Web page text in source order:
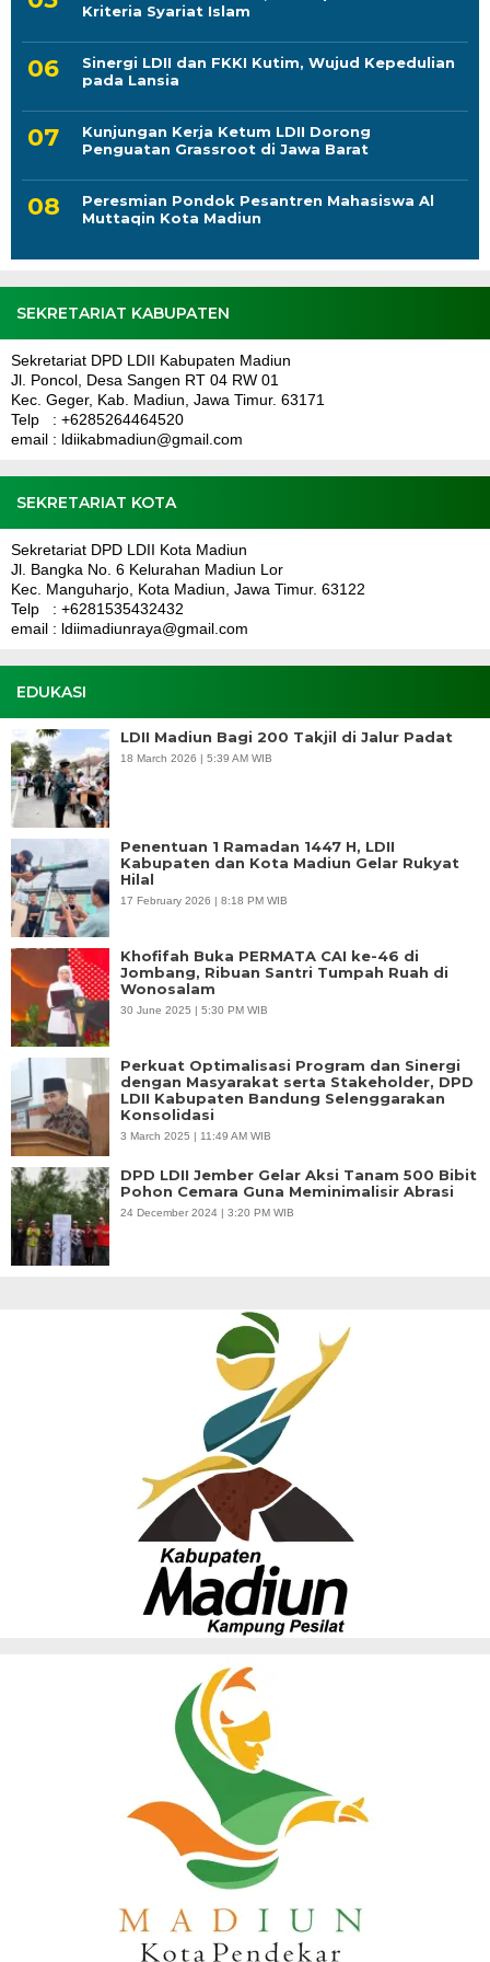
Kriteria Syariat Islam
Sinergi LDII dan FKKI Kutim, Wujud Kepedulian
pada Lansia
Kunjungan Kerja Ketum LDII Dorong
Penguatan Grassroot di Jawa Barat
Peresmian Pondok Pesantren Mahasiswa Al
Muttaqin Kota Madiun
SEKRETARIAT KABUPATEN
Sekretariat DPD LDII Kabupaten Madiun
Jl. Poncol, Desa Sangen RT 04 RW 01
Kec. Geger, Kab. Madiun, Jawa Timur. 63171
Telp : +6285264464520
email : ldiikabmadiun@gmail.com
SEKRETARIAT KOTA
Sekretariat DPD LDII Kota Madiun
Jl. Bangka No. 6 Kelurahan Madiun Lor
Kec. Manguharjo, Kota Madiun, Jawa Timur. 63122
Telp : +6281535432432
email : ldiimadiunraya@gmail.com
EDUKASI
LDII Madiun Bagi 200 Takjil di Jalur Padat
18 March 2026 | 5:39 AM WIB
Penentuan 1 Ramadan 1447 H, LDII
Kabupaten dan Kota Madiun Gelar Rukyat
Hilal
17 February 2026 | 8:18 PM WIB
Khofifah Buka PERMATA CAI ke-46 di
Jombang, Ribuan Santri Tumpah Ruah di
Wonosalam
30 June 2025 | 5:30 PM WIB
Perkuat Optimalisasi Program dan Sinergi
dengan Masyarakat serta Stakeholder, DPD
LDII Kabupaten Bandung Selenggarakan
Konsolidasi
3 March 2025 | 11:49 AM WIB
DPD LDII Jember Gelar Aksi Tanam 500 Bibit
Pohon Cemara Guna Meminimalisir Abrasi
24 December 2024 | 3:20 PM WIB